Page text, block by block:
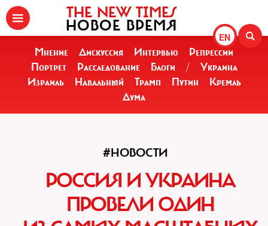
EN
THE NEW TIMES
НОВОЕ ВРЕМЯ
Мнение Дискуссия Интервью
Репрессии
Портрет
Расследование Блоги /
Украина
Израиль
Навальный Трамп Путин
Кремль
Дума
#НОВОСТИ
РОССИЯ И УКРАИНА
ПРОВЕЛИ ОДИН